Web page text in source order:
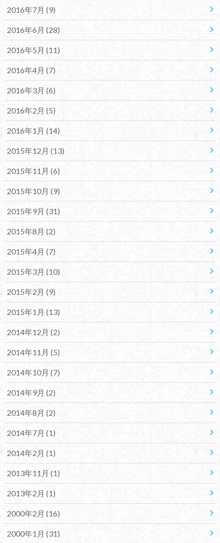
2016年7月 (9)
2016年6月 (28)
2016年5月 (11)
2016年4月 (7)
2016年3月 (6)
2016年2月 (5)
2016年1月 (14)
2015年12月 (13)
2015年11月 (6)
2015年10月 (9)
2015年9月 (31)
2015年8月 (2)
2015年4月 (7)
2015年3月 (10)
2015年2月 (9)
2015年1月 (13)
2014年12月 (2)
2014年11月 (5)
2014年10月 (7)
2014年9月 (2)
2014年8月 (2)
2014年7月 (1)
2014年2月 (1)
2013年11月 (1)
2013年2月 (1)
2000年2月 (16)
2000年1月 (31)